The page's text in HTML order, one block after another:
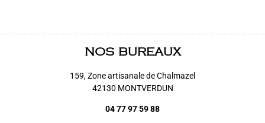
NOS BUREAUX
159, Zone artisanale de Chalmazel
42130 MONTVERDUN
04 77 97 59 88